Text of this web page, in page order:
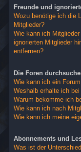
Freunde und
Wozu benötige ich die
Mitglieder?
Wie kann ich
ignorierten Mitglieder
entfernen?
Die Foren
Wie kann ich ein
Weshalb erhalte ich
Warum bekomme ich
Wie kann ich nach
Wie kann ich meine
Abonnements und
Was ist der